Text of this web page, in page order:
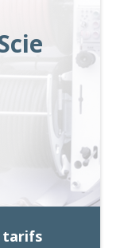
tarifs